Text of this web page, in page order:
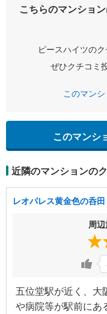
こちらのマンショ
ピースハイツの
ぜひクチコミ
このマン
このマンシ
近隣のマンションの
レオパレス黄金色の呑田
周
五位堂駅が近く、大
や病院等が駅前にあ